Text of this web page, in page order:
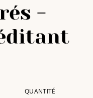
-
QUANTITÉ